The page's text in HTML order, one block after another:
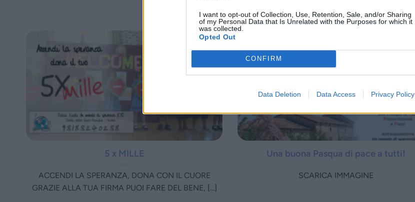
I want to opt-out of Collection, Use, Retention, Sale, and/or Sharing
of my Personal Data that Is Unrelated with the Purposes for which it
was collected.
Opted Out
CONFIRM
Data Deletion Data Access Privacy Policy
5 x MILLE
ACCENDI LA SPERANZA, DONA CON IL CUORE
GRAZIE ALLA TUA FIRMA PUOI FARE DEL BENE, [...]
Una buona Pasqua di pace a tutti!
SCARICA IMMAGINE